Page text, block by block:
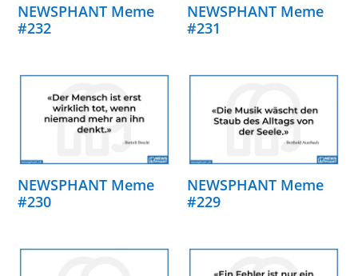
NEWSPHANT Meme
#232
NEWSPHANT Meme
#231
NEWSPHANT Meme
#230
NEWSPHANT Meme
#229